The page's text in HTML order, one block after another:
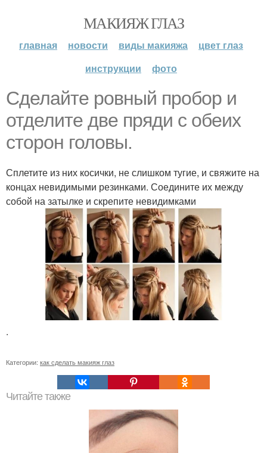
МАКИЯЖ ГЛАЗ
главная новости виды макияжа
цвет глаз
инструкции
фото
Сделайте ровный пробор и
отделите две пряди с обеих
сторон головы.
Сплетите из них косички, не слишком тугие, и свяжите на
концах невидимыми резинками. Соедините их между
собой на затылке и скрепите невидимками
.
Категории: как сделать макияж глаз
Читайте также